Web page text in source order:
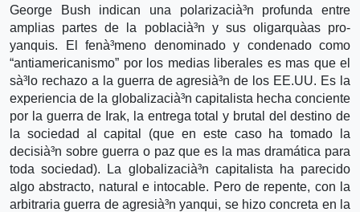
George Bush indican una polarizacià³n profunda entre
amplias partes de la poblacià³n y sus oligarquà­as pro-
yanquis. El fenà³meno denominado y condenado como
“antiamericanismo” por los medias liberales es mas que el
sà³lo rechazo a la guerra de agresià³n de los EE.UU. Es la
experiencia de la globalizacià³n capitalista hecha conciente
por la guerra de Irak, la entrega total y brutal del destino de
la sociedad al capital (que en este caso ha tomado la
decisià³n sobre guerra o paz que es la mas dramática para
toda sociedad). La globalizacià³n capitalista ha parecido
algo abstracto, natural e intocable. Pero de repente, con la
arbitraria guerra de agresià³n yanqui, se hizo concreta en la